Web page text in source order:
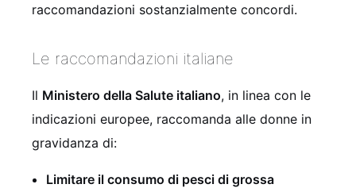
raccomandazioni sostanzialmente concordi.
Le raccomandazioni italiane
Il Ministero della Salute italiano, in linea con le
indicazioni europee, raccomanda alle donne in
gravidanza di:
Limitare il consumo di pesci di grossa